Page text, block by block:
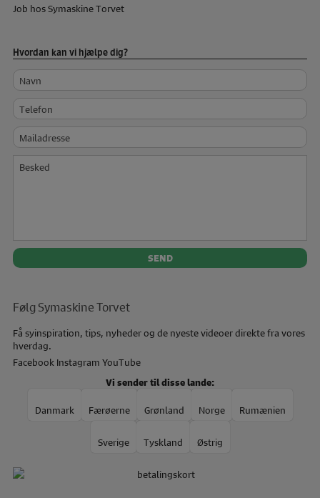
Job hos Symaskine Torvet
Hvordan kan vi hjælpe dig?
Navn
Telefon
Mailadresse
Besked
Følg Symaskine Torvet
Få syinspiration, tips, nyheder og de nyeste videoer direkte fra vores
hverdag.
Facebook Instagram YouTube
Vi sender til disse lande:
Danmark Færøerne Grønland Norge Rumænien
Sverige Tyskland Østrig